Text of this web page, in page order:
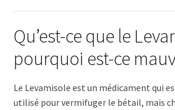
Qu’est-ce que le
pourquoi est-ce
Le Levamisole est un médicament qui
utilisé pour vermifuger le bétail, mais